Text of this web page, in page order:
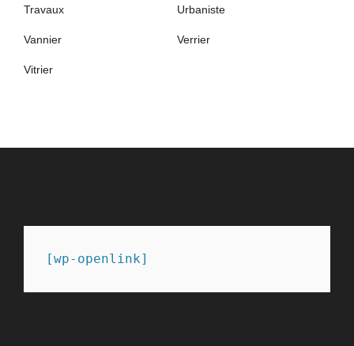
Travaux Urbaniste
Vannier Verrier
Vitrier
[wp-openlink]